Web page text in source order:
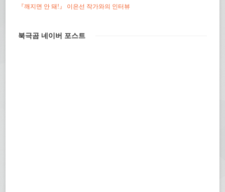
『깨지면 안 돼!』 이은선 작가와의 인터뷰
북극곰 네이버 포스트